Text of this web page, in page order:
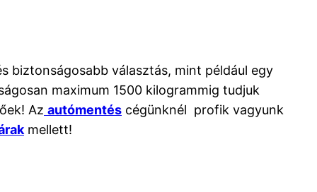
biztonságosabb választás, mint például egy
maximum 1500 kilogrammig tudjuk
Az autómentés cégünknél profik vagyunk
mellett!